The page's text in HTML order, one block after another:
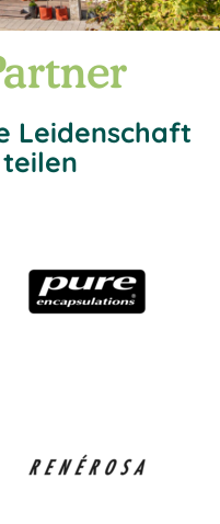
Leidenschaft